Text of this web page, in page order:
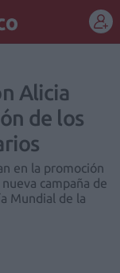
Alicia
de los
en la promoción
campaña de
Mundial de la